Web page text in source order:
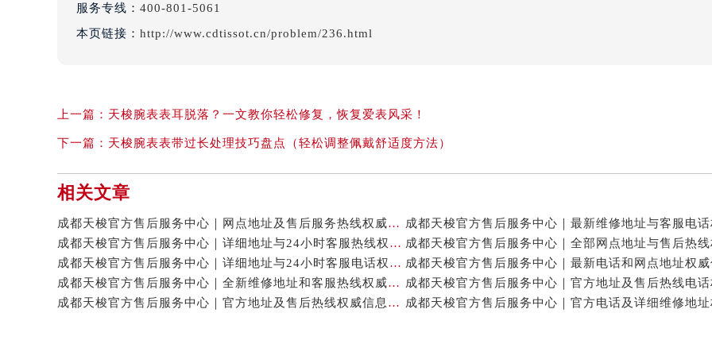
服务专线： 400-801-5061
本页链接： http://www.cdtissot.cn/problem/236.html
上一篇： 天梭腕表表耳脱落？一文教你轻松修复，恢复爱表风采！
下一篇： 天梭腕表表带过长处理技巧盘点（轻松调整佩戴舒适度方法）
相关文章
成都天梭官方售后服务中心｜网点地址及售后服务热线权威信息公示（2026年7月最新）
成都天梭官方售后服务中心｜详细地址与24小时客服热线权威信息公示（2026年7月最新）
成都天梭官方售后服务中心｜详细地址与24小时客服电话权威信息公示（2026年7月最新）
成都天梭官方售后服务中心｜全新维修地址和客服热线权威信息公示（2026年7月最新）
成都天梭官方售后服务中心｜官方地址及售后热线权威信息公示（2026年7月最新）